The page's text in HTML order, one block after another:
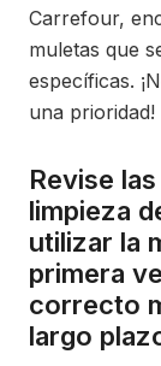
Carrefour,
muletas que
específicas.
una prioridad!
Revise
limpieza
utilizar la
primera
correcto
largo